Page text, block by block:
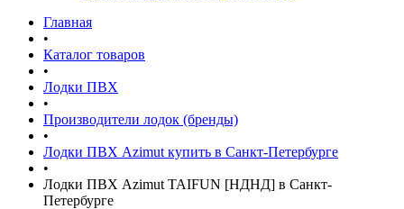
Главная
•
Каталог товаров
•
Лодки ПВХ
•
Производители лодок (бренды)
•
Лодки ПВХ Azimut купить в Санкт-Петербурге
•
Лодки ПВХ Azimut TAIFUN [НДНД] в Санкт-
Петербурге